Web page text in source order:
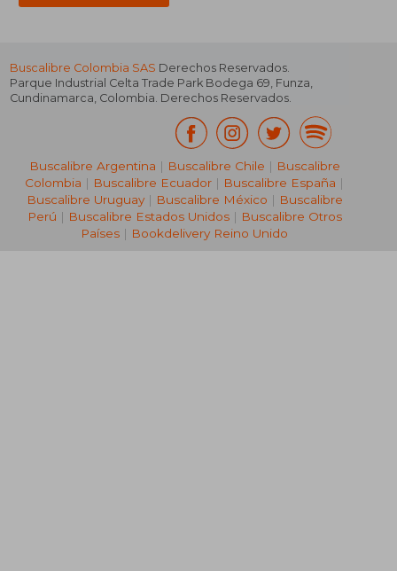
Buscalibre Colombia SAS Derechos Reservados.
Parque Industrial Celta Trade Park Bodega 69, Funza,
Cundinamarca, Colombia. Derechos Reservados.
Buscalibre Argentina | Buscalibre Chile | Buscalibre
Colombia | Buscalibre Ecuador | Buscalibre España |
Buscalibre Uruguay| Buscalibre México | Buscalibre
Perú | Buscalibre Estados Unidos| Buscalibre Otros
Países | Bookdelivery Reino Unido